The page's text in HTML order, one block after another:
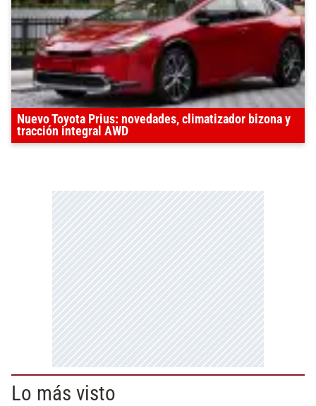
Nuevo Toyota Prius: novedades, climatizador bizona y
tracción integral AWD
Lo más visto